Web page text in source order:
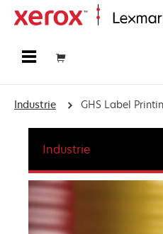
Industrie GHS Label
Industrie